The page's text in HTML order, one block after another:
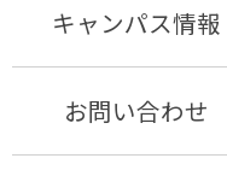
キャンパス情報
お問い合わせ